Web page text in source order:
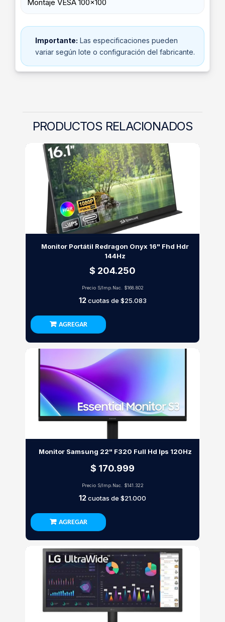
Montaje VESA 100x100
Importante: Las especificaciones pueden
variar según lote o configuración del fabricante.
PRODUCTOS RELACIONADOS
Monitor Portátil Redragon Onyx 16" Fhd Hdr
144Hz
$ 204.250
Precio S/Imp.Nac. $168.802
12cuotas de $25.083
AGREGAR
Monitor Samsung 22" F320 Full Hd Ips 120Hz
$ 170.999
Precio S/Imp.Nac. $141.322
12cuotas de $21.000
AGREGAR